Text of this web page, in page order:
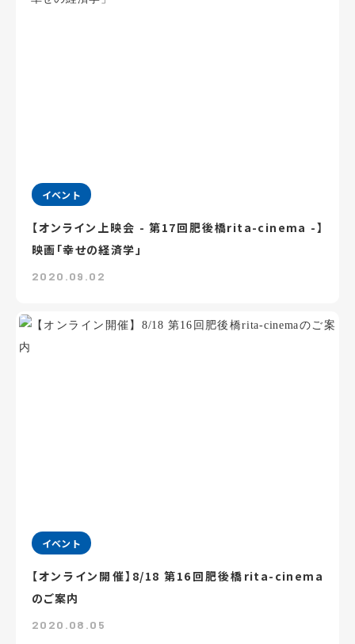
イベント
【オンライン上映会 - 第17回肥後橋rita-cinema -】
映画「幸せの経済学」
2020.09.02
イベント
【オンライン開催】8/18 第16回肥後橋rita-cinema
のご案内
2020.08.05